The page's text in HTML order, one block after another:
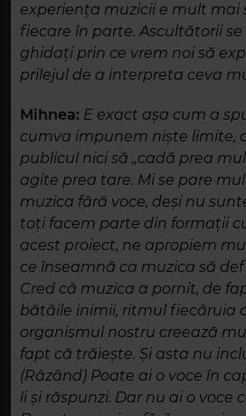
experiența muzicii e mult mai
fiecare în parte. Ascultătorii
ghidați prin ce vrem noi să
prilejul de a interpreta ceva
Mihnea: E exact așa cum a
cumva impunem niște limite,
publicul nici să „cadă prea
agite prea tare. Mi se pare
muzica fără voce, deși nu
toți facem parte din formații
acest proiect, ne apropiem
ce înseamnă ca muzica să
Cred că muzica a pornit, de
bătăile inimii, ritmul fiecăruia
organismul nostru creează
fapt că trăiește. Și asta nu
(Râzând) Poate ai o voce în
îi și răspunzi. Dar nu ai o voce